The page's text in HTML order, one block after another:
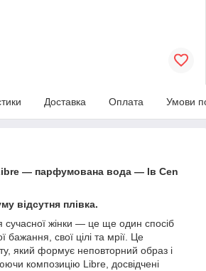
Доставка Оплата Умови
— парфумована вода — Ів Cen
відсутня плівка.
жінки — це ще один спосіб
бажання, свої цілі та мрії. Це
який формує неповторний образ і
композицію Libre, досвідчені